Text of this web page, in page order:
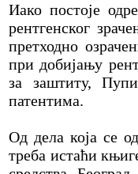
Иако постоје
рентгенског
претходно
при добијању
за заштиту,
патентима.
Од дела која се
треба истаћи